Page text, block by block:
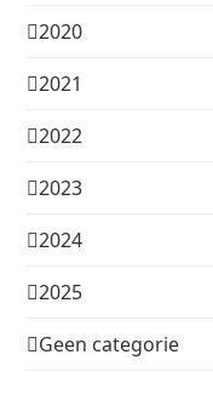
2020
2021
2022
2023
2024
2025
Geen categorie